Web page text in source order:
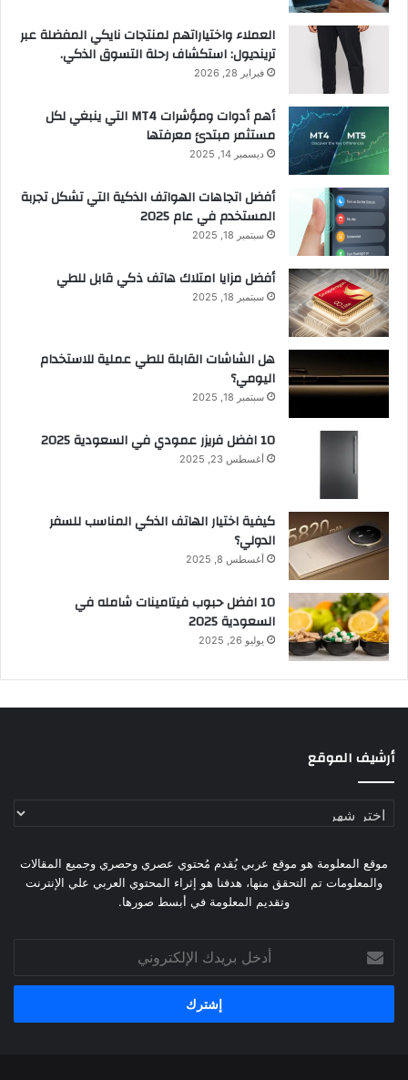
العملاء واختياراتهم لمنتجات نايكي المفضلة عبر
ترينديول: استكشاف رحلة التسوق الذكي.
فبراير 28, 2026
أهم أدوات ومؤشرات MT4 التي ينبغي لكل
مستثمر مبتدئ معرفتها
ديسمبر 14, 2025
أفضل اتجاهات الهواتف الذكية التي تشكل تجربة
المستخدم في عام 2025
سبتمبر 18, 2025
أفضل مزايا امتلاك هاتف ذكي قابل للطي
سبتمبر 18, 2025
هل الشاشات القابلة للطي عملية للاستخدام
اليومي؟
سبتمبر 18, 2025
10 افضل فريزر عمودي​ في السعودية​ 2025
أغسطس 23, 2025
كيفية اختيار الهاتف الذكي المناسب للسفر
الدولي؟
أغسطس 8, 2025
10 افضل حبوب فيتامينات شامله​ في
السعودية 2025
يوليو 26, 2025
أرشيف الموقع
أرشيف
موقع المعلومة هو موقع عربي يُقدم مُحتوي عصري وحصري وجميع المقالات
والمعلومات تم التحقق منها، هدفنا هو إثراء المحتوي العربي علي الإنترنت
وتقديم المعلومة في أبسط صورها.
بريدك
الإلكتروني